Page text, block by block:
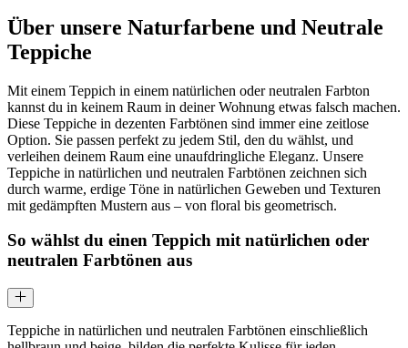
Über unsere Naturfarbene und Neutrale
Teppiche
Mit einem Teppich in einem natürlichen oder neutralen Farbton
kannst du in keinem Raum in deiner Wohnung etwas falsch machen.
Diese Teppiche in dezenten Farbtönen sind immer eine zeitlose
Option. Sie passen perfekt zu jedem Stil, den du wählst, und
verleihen deinem Raum eine unaufdringliche Eleganz. Unsere
Teppiche in natürlichen und neutralen Farbtönen zeichnen sich
durch warme, erdige Töne in natürlichen Geweben und Texturen
mit gedämpften Mustern aus – von floral bis geometrisch.
So wählst du einen Teppich mit natürlichen oder
neutralen Farbtönen aus
Teppiche in natürlichen und neutralen Farbtönen einschließlich